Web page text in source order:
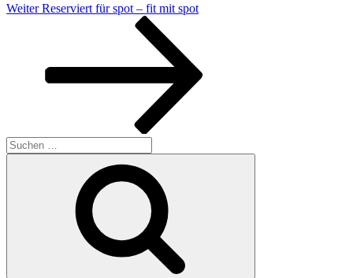
Nächster
Weiter Reserviert für spot – fit mit spot
Suchen
nach: